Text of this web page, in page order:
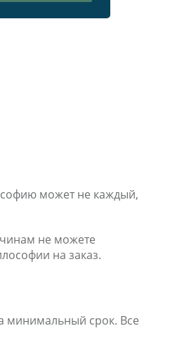
может не каждый,
не можете
на заказ.
минимальный срок. Все